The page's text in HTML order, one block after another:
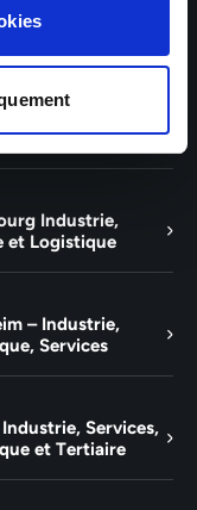
Saint-Louis –
Techniciens,
et Cadres
– Industrie,
Service
Industrie,
et Logistique
– Industrie,
Services
Industrie, Services,
et Tertiaire